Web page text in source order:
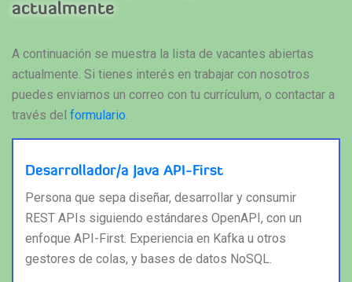
actualmente
A continuación se muestra la lista de vacantes abiertas
actualmente. Si tienes interés en trabajar con nosotros
puedes enviarnos un correo con tu currículum, o contactar a
través del formulario.
Desarrollador/a Java API-First
Persona que sepa diseñar, desarrollar y consumir
REST APIs siguiendo estándares OpenAPI, con un
enfoque API-First. Experiencia en Kafka u otros
gestores de colas, y bases de datos NoSQL.